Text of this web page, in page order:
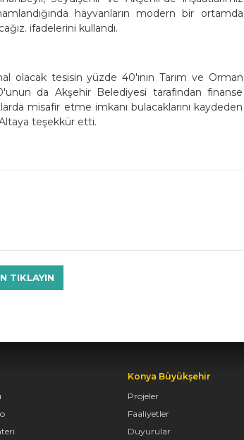
hayvanların modern bir ortamda
ifadelerini kullandı.
olacak tesisin yüzde 40'ının Tarım ve Orman
da Akşehir Belediyesi tarafından finanse
misafir etme imkanı bulacaklarını kaydeden
teşekkür etti.
TIKLAYIN
Konya Büyükşehir
Projeler
Faaliyetler
Duyurular